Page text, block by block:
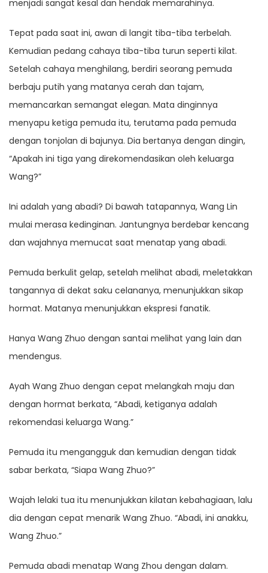
menjadi sangat kesal dan hendak memarahinya.
Tepat pada saat ini, awan di langit tiba-tiba terbelah.
Kemudian pedang cahaya tiba-tiba turun seperti kilat.
Setelah cahaya menghilang, berdiri seorang pemuda
berbaju putih yang matanya cerah dan tajam,
memancarkan semangat elegan. Mata dinginnya
menyapu ketiga pemuda itu, terutama pada pemuda
dengan tonjolan di bajunya. Dia bertanya dengan dingin,
“Apakah ini tiga yang direkomendasikan oleh keluarga
Wang?”
Ini adalah yang abadi? Di bawah tatapannya, Wang Lin
mulai merasa kedinginan. Jantungnya berdebar kencang
dan wajahnya memucat saat menatap yang abadi.
Pemuda berkulit gelap, setelah melihat abadi, meletakkan
tangannya di dekat saku celananya, menunjukkan sikap
hormat. Matanya menunjukkan ekspresi fanatik.
Hanya Wang Zhuo dengan santai melihat yang lain dan
mendengus.
Ayah Wang Zhuo dengan cepat melangkah maju dan
dengan hormat berkata, “Abadi, ketiganya adalah
rekomendasi keluarga Wang.”
Pemuda itu mengangguk dan kemudian dengan tidak
sabar berkata, “Siapa Wang Zhuo?”
Wajah lelaki tua itu menunjukkan kilatan kebahagiaan, lalu
dia dengan cepat menarik Wang Zhuo. “Abadi, ini anakku,
Wang Zhuo.”
Pemuda abadi menatap Wang Zhou dengan dalam.